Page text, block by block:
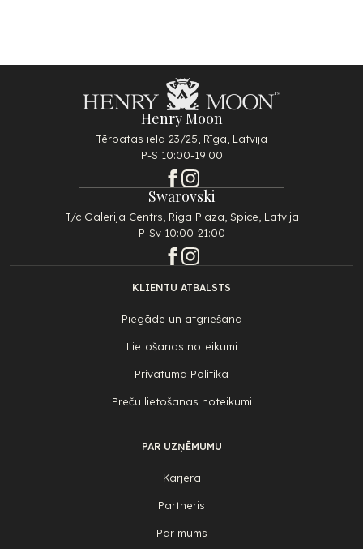
Henry Moon
Tērbatas iela 23/25, Rīga, Latvija
P-S 10:00-19:00
Swarovski
T/c Galerija Centrs, Riga Plaza, Spice, Latvija
P-Sv 10:00-21:00
KLIENTU ATBALSTS
Piegāde un atgriešana
Lietošanas noteikumi
Privātuma Politika
Preču lietošanas noteikumi
PAR UZŅĒMUMU
Karjera
Partneris
Par mums